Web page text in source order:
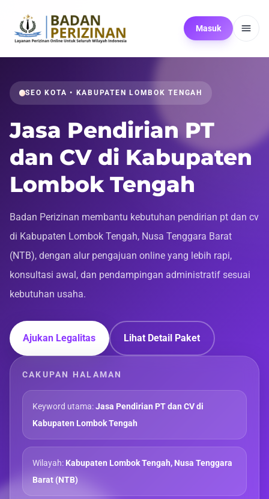
Masuk
SEO KOTA • KABUPATEN LOMBOK TENGAH
Jasa Pendirian PT
dan CV di Kabupaten
Lombok Tengah
Badan Perizinan membantu kebutuhan pendirian pt dan cv
di Kabupaten Lombok Tengah, Nusa Tenggara Barat
(NTB), dengan alur pengajuan online yang lebih rapi,
konsultasi awal, dan pendampingan administratif sesuai
kebutuhan usaha.
Ajukan Legalitas Lihat Detail Paket
CAKUPAN HALAMAN
Keyword utama:Jasa Pendirian PT dan CV di
Kabupaten Lombok Tengah
Wilayah: Kabupaten Lombok Tengah, Nusa Tenggara
Barat (NTB)